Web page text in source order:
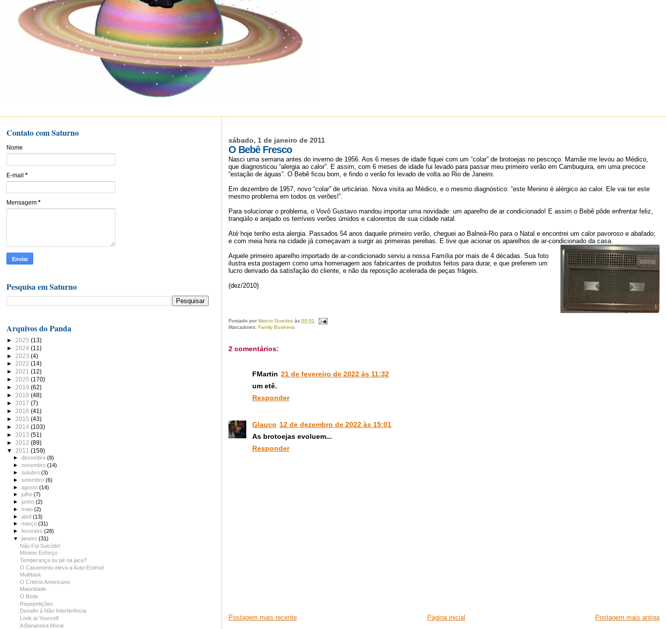
sábado, 1 de janeiro de 2011
O Bebê Fresco
Nasci uma semana antes do inverno de 1956. Aos 6 meses de idade fiquei com um “colar” de brotoejas no pescoço. Mamãe me levou ao Médico,
que diagnosticou “alergia ao calor”. E assim, com 6 meses de idade fui levado para passar meu primeiro verão em Cambuquira, em uma precoce
“estação de águas”. O Bebê ficou bom, e findo o verão foi levado de volta ao Rio de Janeiro.
Em dezembro de 1957, novo “colar” de urticárias. Nova visita ao Médico, e o mesmo diagnóstico: “este Menino é alérgico ao calor. Ele vai ter este
mesmo problema em todos os verões!”.
Para solucionar o problema, o Vovô Gustavo mandou importar uma novidade: um aparelho de ar condicionado! E assim o Bebê pôde enfrentar feliz,
tranqüilo e arejado os terríveis verões úmidos e calorentos de sua cidade natal.
Até hoje tenho esta alergia. Passados 54 anos daquele primeiro verão, cheguei ao Balneá-Rio para o Natal e encontrei um calor pavoroso e abafado;
e com meia hora na cidade já começavam a surgir as primeiras perebas. E tive que acionar os aparelhos de ar-condicionado da casa.
Aquele primeiro aparelho importado de ar-condicionado serviu a nossa Família por mais de 4 décadas. Sua foto
ilustra esta postagem como uma homenagem aos fabricantes de produtos feitos para durar, e que preferem um
lucro derivado da satisfação do cliente, e não da reposição acelerada de peças frágeis.
(dez/2010)
Postado porMarcio Guedes às00:01
Marcadores:Family Business
2 comentários:
FMartin 21 de fevereiro de 2022 às 11:32
um etê.
Responder
Glauco 12 de dezembro de 2022 às 15:01
As brotoejas evoluem...
Responder
Postagem mais recente Postagem mais antiga
Página inicial
Contato com Saturno
Nome
E-mail *
Mensagem *
Pesquisa em Saturno
Arquivos do Panda
► 2025 (13)
► 2024 (11)
► 2023 (4)
► 2022 (14)
► 2021 (12)
► 2020 (170)
► 2019 (62)
► 2018 (48)
► 2017 (7)
► 2016 (41)
► 2015 (43)
► 2014 (103)
► 2013 (51)
► 2012 (89)
▼ 2011 (159)
►dezembro(8)
►novembro(14)
►outubro(3)
►setembro(6)
►agosto(14)
►julho(7)
►junho(2)
►maio(2)
►abril(13)
►março(31)
►fevereiro(28)
▼janeiro(31)
Não Foi Suicídio!
Mínimo Esforço
Temperança ou pé na jaca?
O Casamento eleva a Auto-Estima!
Multitask
O Critério Americano
Maioridade
O Bode
Repepetições
Desafio à Não-Interferência
Look at Yourself
A Bananeira Moral